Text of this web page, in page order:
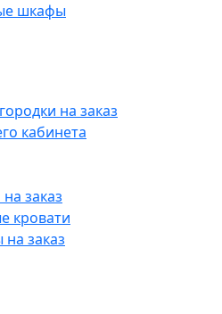
шкафы
на заказ
кабинета
заказ
кровати
заказ